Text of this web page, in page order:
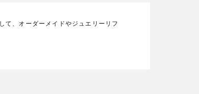
て、オーダーメイドやジュエリーリフ